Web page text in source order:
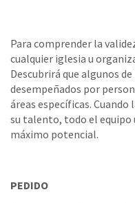
Para comprender la
cualquier iglesia u
Descubrirá que algunos
desempeñados por
áreas específicas.
su talento, todo el equipo
máximo potencial.
PEDIDO